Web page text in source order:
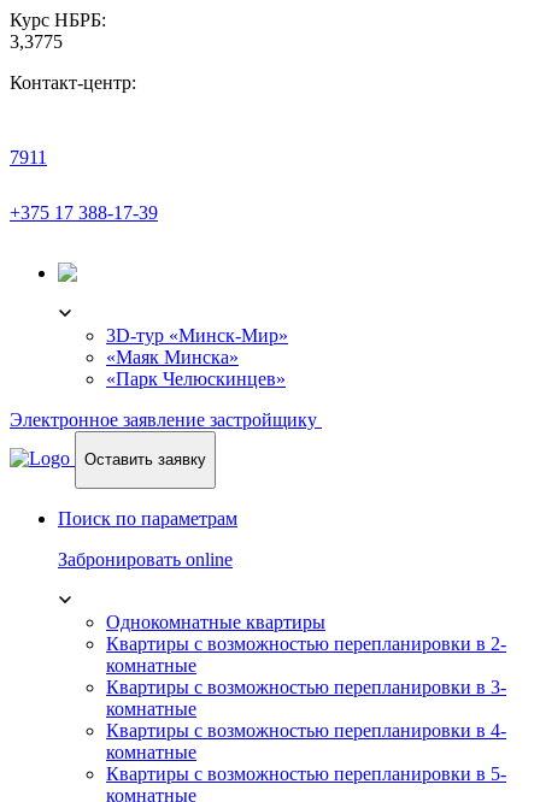
Курс НБРБ:
3,3775
Контакт-центр:
7911
+375 17 388-17-39
3D-тур «Минск-Мир»
«Маяк Минска»
«Парк Челюскинцев»
Электронное заявление застройщику
Оставить заявку
Поиск по параметрам
Забронировать online
Однокомнатные квартиры
Квартиры с возможностью перепланировки в 2-
комнатные
Квартиры с возможностью перепланировки в 3-
комнатные
Квартиры с возможностью перепланировки в 4-
комнатные
Квартиры с возможностью перепланировки в 5-
комнатные